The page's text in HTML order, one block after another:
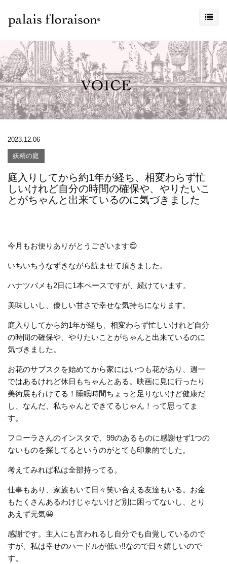
2023.12.06
妖精の庭
庭入りしてから約1年が経ち、相変わらず忙
しいけれど自分の時間の確保や、やりたいこ
とがちゃんと出来ているのに気づきました
今月もお便りありがとうございます😊
いちいちうなずきながら読ませて頂きました。
ハナツバメも2日に1本ペースですが、続けています。
美味しいし、優しい甘さで幸せな気持ちになります。
庭入りしてから約1年が経ち、相変わらず忙しいけれど自分
の時間の確保や、やりたいことがちゃんと出来ているのに
気づきました。
お花のサブスクを始めてから家にはいつも花があり、週一
ではあるけれど休日もちゃんとある。映画に見に行ったり
美術展も行けてる！睡眠時間ちょっと足りないけど健康だ
し、なんだ、私ちゃんとできてるじゃん！って思ってま
す。
フローラさんのインスタで、99のあるものに感謝せず1つの
ないものを探してるというのがとても印象的でした。
考えてみれば私は全部持ってる。
仕事もあり、家族もいて日々笑い合える友達もいる。お金
もたくさんあるわけじゃないけど別に困ってないし、とり
あえず元気😀
感謝です。主人にも言われるし自分でも自覚しているので
すが、私は幸せのハードルが低い‼️なので日々嬉しいので
す。